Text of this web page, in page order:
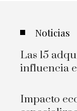
Noticias
Las 15
influencia
Impacto